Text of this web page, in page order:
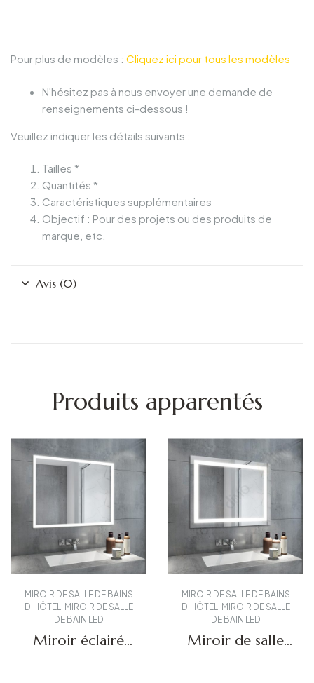
Pour plus de modèles : Cliquez ici pour tous les modèles
N'hésitez pas à nous envoyer une demande de
renseignements ci-dessous !
Veuillez indiquer les détails suivants :
Tailles *
Quantités *
Caractéristiques supplémentaires
Objectif : Pour des projets ou des produits de
marque, etc.
Avis (0)
Produits apparentés
MIROIR DE SALLE DE BAIN
LED
Nouveau miroir
rétro-éclairé par
AUTRES, MIROIR DE SALLE
DE BAIN LED
Miroir de
courtoisie LED